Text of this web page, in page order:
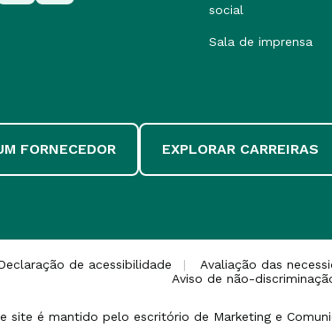
social
Sala de imprensa
FORNECEDOR EXPLORAR CARREIRAS
de acessibilidade Avaliação das
Aviso de não-
site é mantido pelo escritório de Marketing e